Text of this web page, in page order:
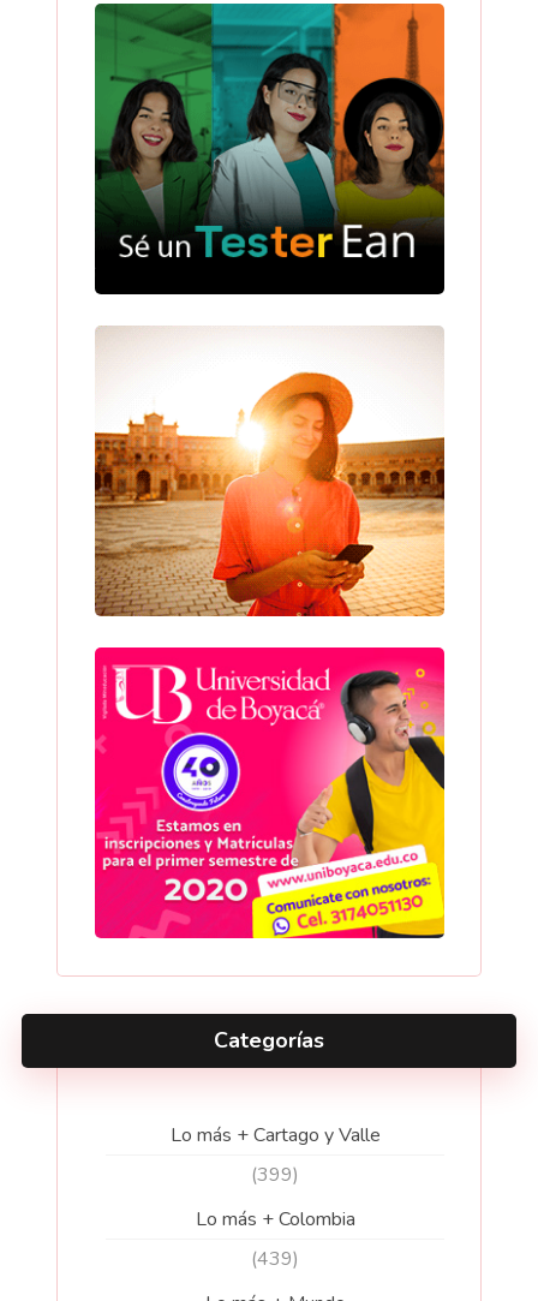
Categorías
Lo más + Cartago y Valle
(399)
Lo más + Colombia
(439)